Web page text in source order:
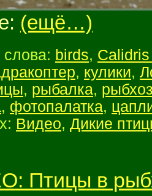
(ещё…)
birds,
, кулики,
, рыбалка, рыбхоз
, фотопалатка,
Видео, Дикие
Птицы в